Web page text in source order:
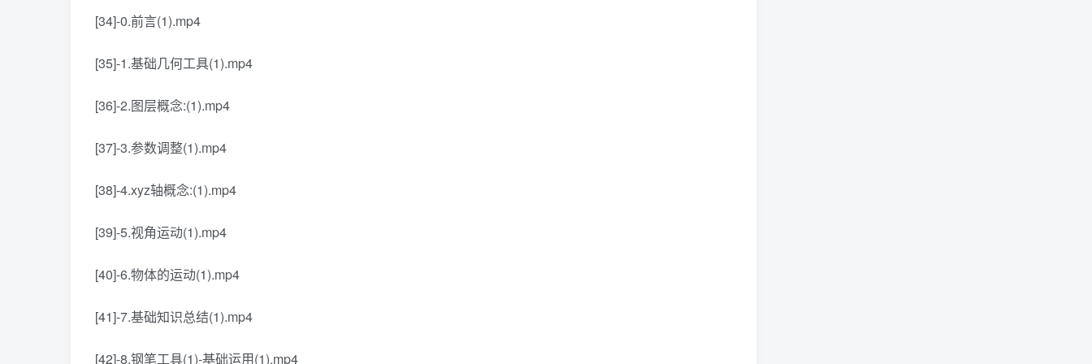
[34]-0.前言(1).mp4
[35]-1.基础几何工具(1).mp4
[36]-2.图层概念:(1).mp4
[37]-3.参数调整(1).mp4
[38]-4.xyz轴概念:(1).mp4
[39]-5.视角运动(1).mp4
[40]-6.物体的运动(1).mp4
[41]-7.基础知识总结(1).mp4
[42]-8.钢笔工具(1)-基础运用(1).mp4